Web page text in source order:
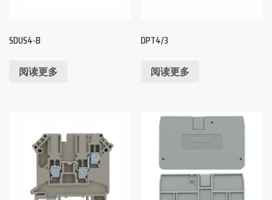
SDUS4-B
阅读更多
DPT4/3
阅读更多